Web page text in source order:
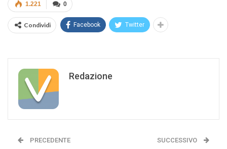
0
1.221
Condividi Facebook Twitter
Redazione
PRECEDENTE SUCCESSIVO